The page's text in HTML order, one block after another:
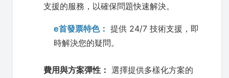
支援的服務，以確保問題快速解決。
e首發票特色： 提供 24/7 技術支援，即
時解決您的疑問。
費用與方案彈性： 選擇提供多樣化方案的